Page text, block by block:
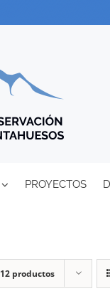
PROYECTOS
12 productos